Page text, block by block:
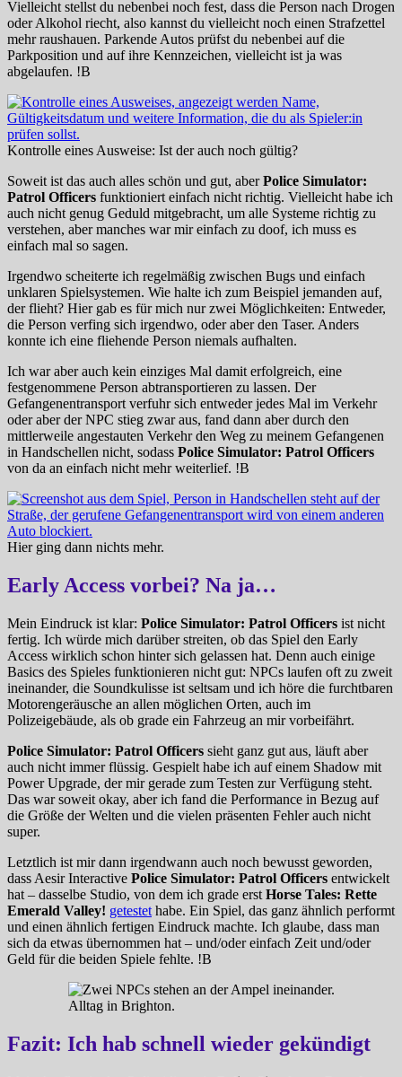
Vielleicht stellst du nebenbei noch fest, dass die Person nach Drogen
oder Alkohol riecht, also kannst du vielleicht noch einen Strafzettel
mehr raushauen. Parkende Autos prüfst du nebenbei auf die
Parkposition und auf ihre Kennzeichen, vielleicht ist ja was
abgelaufen. !B
Kontrolle eines Ausweise: Ist der auch noch gültig?
Soweit ist das auch alles schön und gut, aberPolice Simulator:
Patrol Officers funktioniert einfach nicht richtig. Vielleicht habe ich
auch nicht genug Geduld mitgebracht, um alle Systeme richtig zu
verstehen, aber manches war mir einfach zu doof, ich muss es
einfach mal so sagen.
Irgendwo scheiterte ich regelmäßig zwischen Bugs und einfach
unklaren Spielsystemen. Wie halte ich zum Beispiel jemanden auf,
der flieht? Hier gab es für mich nur zwei Möglichkeiten: Entweder,
die Person verfing sich irgendwo, oder aber den Taser. Anders
konnte ich eine fliehende Person niemals aufhalten.
Ich war aber auch kein einziges Mal damit erfolgreich, eine
festgenommene Person abtransportieren zu lassen. Der
Gefangenentransport verfuhr sich entweder jedes Mal im Verkehr
oder aber der NPC stieg zwar aus, fand dann aber durch den
mittlerweile angestauten Verkehr den Weg zu meinem Gefangenen
in Handschellen nicht, sodass Police Simulator: Patrol Officers
von da an einfach nicht mehr weiterlief. !B
Hier ging dann nichts mehr.
Early Access vorbei? Na ja…
Mein Eindruck ist klar: Police Simulator: Patrol Officers ist nicht
fertig. Ich würde mich darüber streiten, ob das Spiel den Early
Access wirklich schon hinter sich gelassen hat. Denn auch einige
Basics des Spieles funktionieren nicht gut: NPCs laufen oft zu zweit
ineinander, die Soundkulisse ist seltsam und ich höre die furchtbaren
Motorengeräusche an allen möglichen Orten, auch im
Polizeigebäude, als ob grade ein Fahrzeug an mir vorbeifährt.
Police Simulator: Patrol Officers sieht ganz gut aus, läuft aber
auch nicht immer flüssig. Gespielt habe ich auf einem Shadow mit
Power Upgrade, der mir gerade zum Testen zur Verfügung steht.
Das war soweit okay, aber ich fand die Performance in Bezug auf
die Größe der Welten und die vielen präsenten Fehler auch nicht
super.
Letztlich ist mir dann irgendwann auch noch bewusst geworden,
dass Aesir Interactive Police Simulator: Patrol Officers entwickelt
hat – dasselbe Studio, von dem ich grade erst Horse Tales: Rette
Emerald Valley! getestet habe. Ein Spiel, das ganz ähnlich performt
und einen ähnlich fertigen Eindruck machte. Ich glaube, dass man
sich da etwas übernommen hat – und/oder einfach Zeit und/oder
Geld für die beiden Spiele fehlte. !B
Alltag in Brighton.
Fazit: Ich hab schnell wieder gekündigt